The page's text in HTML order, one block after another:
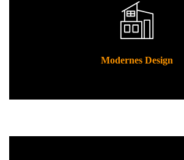
Modernes Design